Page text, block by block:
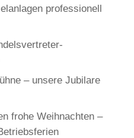
professionell
– unsere Jubilare
frohe Weihnachten –